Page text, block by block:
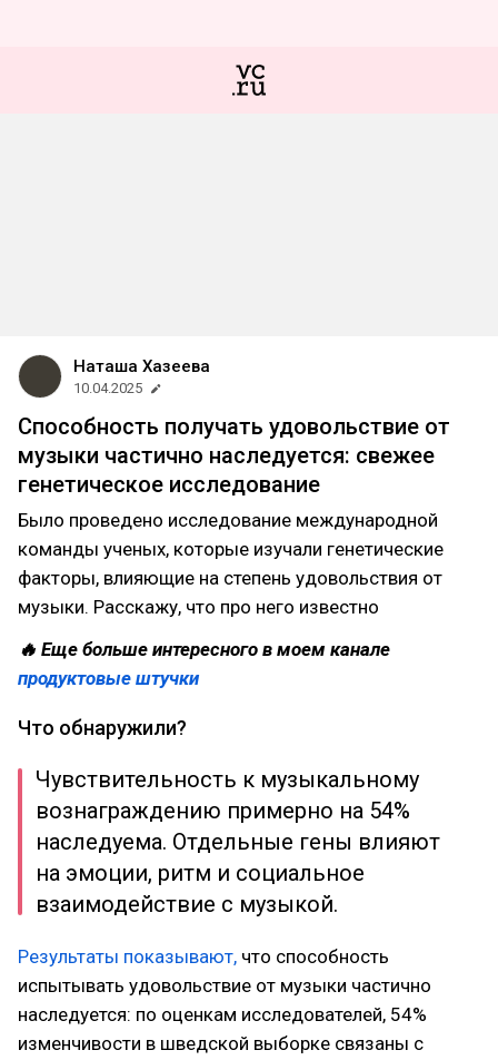
Наташа Хазеева
10.04.2025
Способность получать удовольствие от
музыки частично наследуется: свежее
генетическое исследование
Было проведено исследование международной
команды ученых, которые изучали генетические
факторы, влияющие на степень удовольствия от
музыки. Расскажу, что про него известно
🔥 Еще больше интересного в моем канале
продуктовые штучки
Что обнаружили?
Чувствительность к музыкальному
вознаграждению примерно на 54%
наследуема. Отдельные гены влияют
на эмоции, ритм и социальное
взаимодействие с музыкой.
Результаты показывают, что способность
испытывать удовольствие от музыки частично
наследуется: по оценкам исследователей, 54%
изменчивости в шведской выборке связаны с